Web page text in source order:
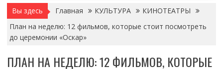
Вы здесь Главная КУЛЬТУРА
КИНОТЕАТРЫ
План на неделю: 12 фильмов, которые стоит посмотреть
до церемонии «Оскар»
ПЛАН НА НЕДЕЛЮ: 12 ФИЛЬМОВ, КОТОРЫЕ